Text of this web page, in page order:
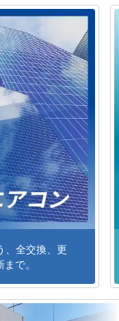
、全交換、更
で。